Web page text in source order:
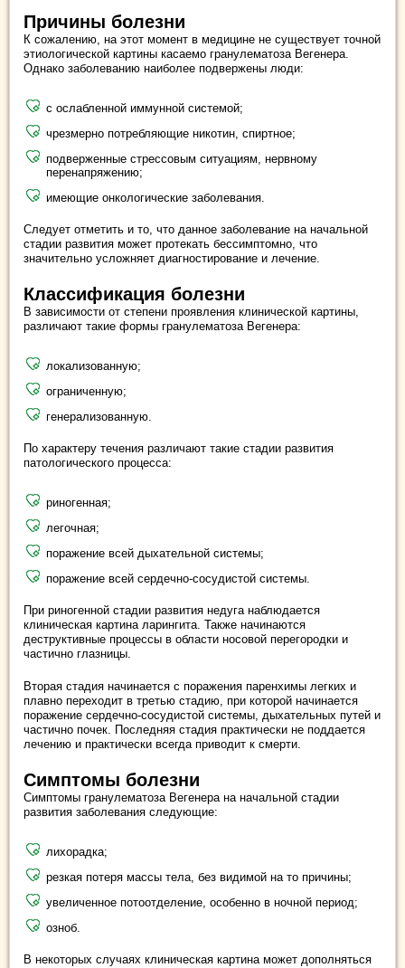
Причины болезни
К сожалению, на этот момент в медицине не существует точной
этиологической картины касаемо гранулематоза Вегенера.
Однако заболеванию наиболее подвержены люди:
с ослабленной иммунной системой;
чрезмерно потребляющие никотин, спиртное;
подверженные стрессовым ситуациям, нервному
перенапряжению;
имеющие онкологические заболевания.
Следует отметить и то, что данное заболевание на начальной
стадии развития может протекать бессимптомно, что
значительно усложняет диагностирование и лечение.
Классификация болезни
В зависимости от степени проявления клинической картины,
различают такие формы гранулематоза Вегенера:
локализованную;
ограниченную;
генерализованную.
По характеру течения различают такие стадии развития
патологического процесса:
риногенная;
легочная;
поражение всей дыхательной системы;
поражение всей сердечно-сосудистой системы.
При риногенной стадии развития недуга наблюдается
клиническая картина ларингита. Также начинаются
деструктивные процессы в области носовой перегородки и
частично глазницы.
Вторая стадия начинается с поражения паренхимы легких и
плавно переходит в третью стадию, при которой начинается
поражение сердечно-сосудистой системы, дыхательных путей и
частично почек. Последняя стадия практически не поддается
лечению и практически всегда приводит к смерти.
Симптомы болезни
Симптомы гранулематоза Вегенера на начальной стадии
развития заболевания следующие:
лихорадка;
резкая потеря массы тела, без видимой на то причины;
увеличенное потоотделение, особенно в ночной период;
озноб.
В некоторых случаях клиническая картина может дополняться